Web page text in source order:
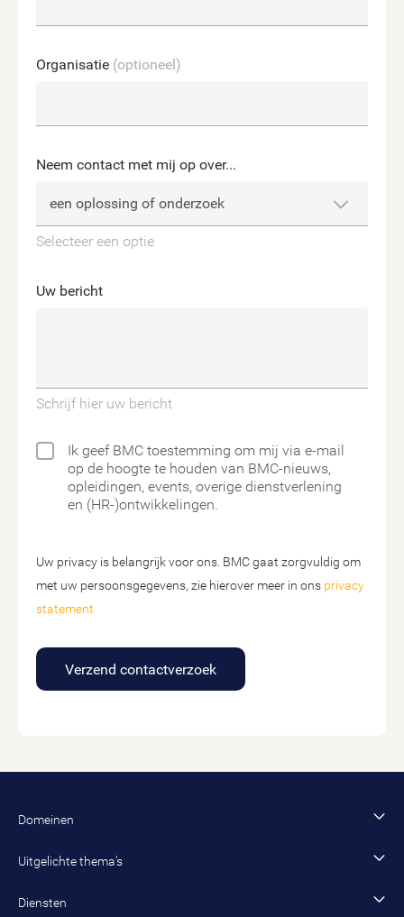
Organisatie (optioneel)
Neem contact met mij op over...
Selecteer een optie
Uw bericht
Schrijf hier uw bericht
Ik geef BMC toestemming om mij via e-mail
op de hoogte te houden van BMC-nieuws,
opleidingen, events, overige dienstverlening
en (HR-)ontwikkelingen.
Uw privacy is belangrijk voor ons. BMC gaat zorgvuldig om
met uw persoonsgegevens, zie hierover meer in ons privacy
statement
Verzend contactverzoek
Domeinen
Financiën en control
Uitgelichte thema’s
AIDiensten